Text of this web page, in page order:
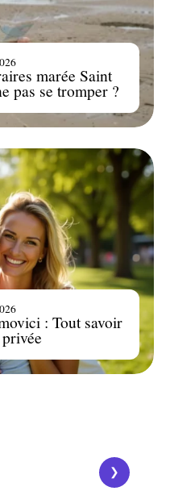
marée Saint
pas se tromper ?
: Tout savoir